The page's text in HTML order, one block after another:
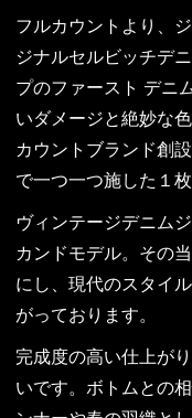
フルカウントより、
ジナルセルビッチデ
プのファースト デニ
いダメージと絶妙な
カウントブランド創
で一つ一つ施した１枚
ヴィンテージデニム
カンドモデル。その
にし、現代のスタイ
がっております。
完成度の高い仕上が
いです。ボトムとの